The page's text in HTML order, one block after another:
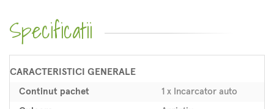
Specificatii
CARACTERISTICI GENERALE
Continut pachet 1 x Incarcator auto